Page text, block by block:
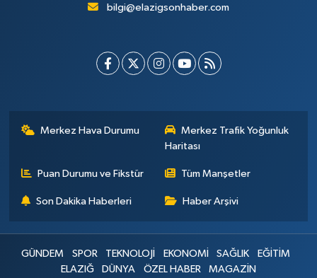
bilgi@elazigsonhaber.com
Merkez Hava Durumu
Merkez Trafik Yoğunluk
Haritası
Puan Durumu ve Fikstür Tüm Manşetler
Son Dakika Haberleri Haber Arşivi
GÜNDEM SPOR TEKNOLOJİ EKONOMİ SAĞLIK
EĞİTİM
ELAZIĞ
DÜNYA ÖZEL HABER MAGAZİN